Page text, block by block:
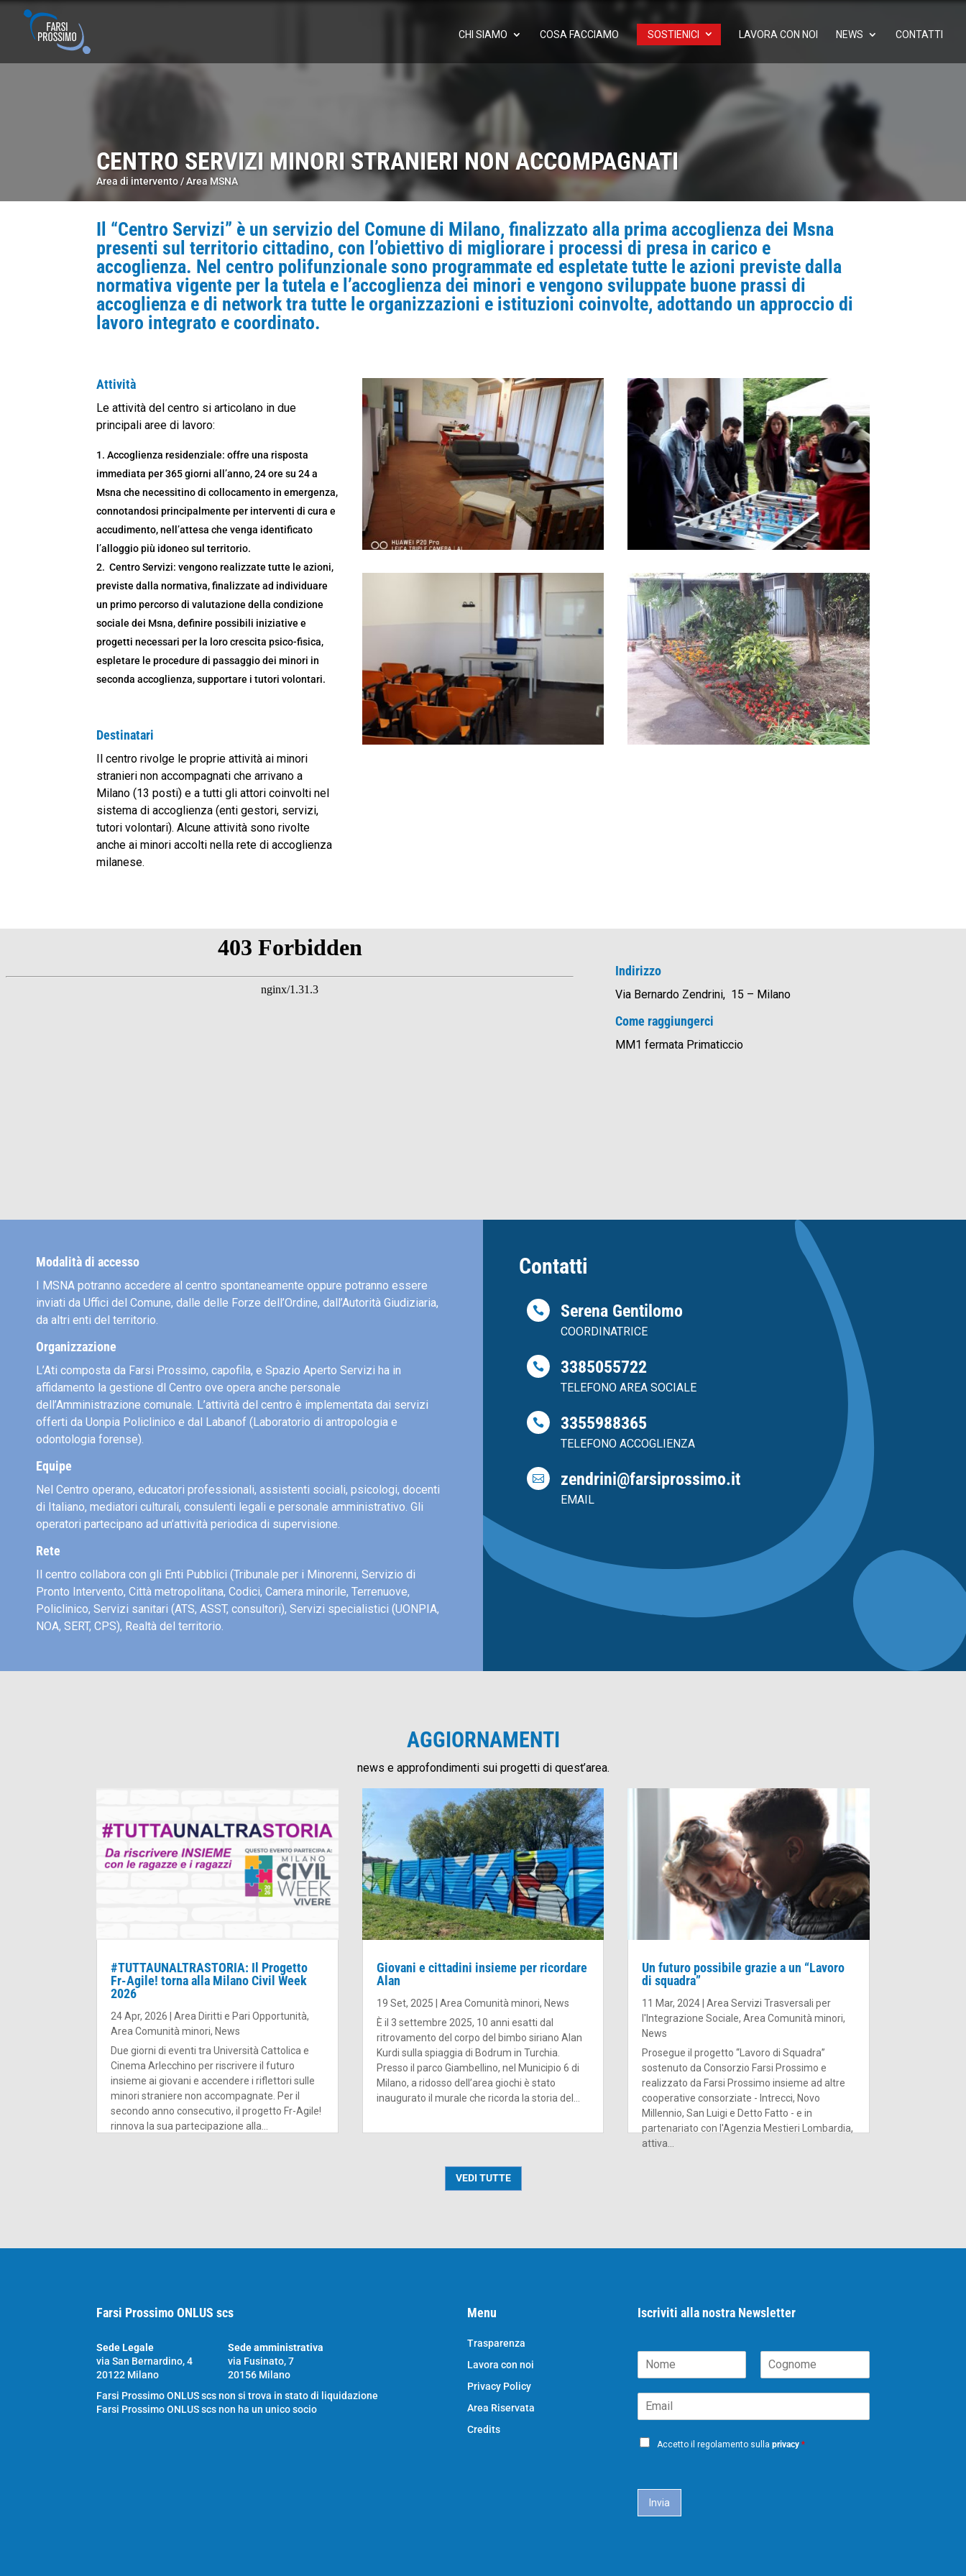
CHI SIAMO COSA FACCIAMO SOSTIENICI LAVORA CON NOI NEWS CONTATTI
CENTRO SERVIZI MINORI STRANIERI NON ACCOMPAGNATI
Area di intervento /Area MSNA
Il “Centro Servizi” è un servizio del Comune di Milano, finalizzato alla prima accoglienza dei Msna
presenti sul territorio cittadino, con l’obiettivo di migliorare i processi di presa in carico e
accoglienza. Nel centro polifunzionale sono programmate ed espletate tutte le azioni previste dalla
normativa vigente per la tutela e l’accoglienza dei minori e vengono sviluppate buone prassi di
accoglienza e di network tra tutte le organizzazioni e istituzioni coinvolte, adottando un approccio di
lavoro integrato e coordinato.
Attività
Le attività del centro si articolano in due
principali aree di lavoro:
Accoglienza residenziale: offre una risposta
immediata per 365 giorni all’anno, 24 ore su 24 a
Msna che necessitino di collocamento in emergenza,
connotandosi principalmente per interventi di cura e
accudimento, nell’attesa che venga identificato
l’alloggio più idoneo sul territorio.
Centro Servizi: vengono realizzate tutte le azioni,
previste dalla normativa, finalizzate ad individuare
un primo percorso di valutazione della condizione
sociale dei Msna, definire possibili iniziative e
progetti necessari per la loro crescita psico-fisica,
espletare le procedure di passaggio dei minori in
seconda accoglienza, supportare i tutori volontari.
Destinatari
Il centro rivolge le proprie attività ai minori
stranieri non accompagnati che arrivano a
Milano (13 posti) e a tutti gli attori coinvolti nel
sistema di accoglienza (enti gestori, servizi,
tutori volontari). Alcune attività sono rivolte
anche ai minori accolti nella rete di accoglienza
milanese.
Indirizzo
Via Bernardo Zendrini, 15 – Milano
Come raggiungerci
MM1 fermata Primaticcio
Modalità di accesso
I MSNA potranno accedere al centro spontaneamente oppure potranno essere
inviati da Uffici del Comune, dalle delle Forze dell’Ordine, dall’Autorità Giudiziaria,
da altri enti del territorio.
Organizzazione
L’Ati composta da Farsi Prossimo, capofila, e Spazio Aperto Servizi ha in
affidamento la gestione dl Centro ove opera anche personale
dell’Amministrazione comunale. L’attività del centro è implementata dai servizi
offerti da Uonpia Policlinico e dal Labanof (Laboratorio di antropologia e
odontologia forense).
Equipe
Nel Centro operano, educatori professionali, assistenti sociali, psicologi, docenti
di Italiano, mediatori culturali, consulenti legali e personale amministrativo. Gli
operatori partecipano ad un’attività periodica di supervisione.
Rete
Il centro collabora con gli Enti Pubblici (Tribunale per i Minorenni, Servizio di
Pronto Intervento, Città metropolitana, Codici, Camera minorile, Terrenuove,
Policlinico, Servizi sanitari (ATS, ASST, consultori), Servizi specialistici (UONPIA,
NOA, SERT, CPS), Realtà del territorio.
Contatti
 Serena Gentilomo
COORDINATRICE
 3385055722
TELEFONO AREA SOCIALE
 3355988365
TELEFONO ACCOGLIENZA
 zendrini@farsiprossimo.it
EMAIL
AGGIORNAMENTI
news e approfondimenti sui progetti di quest’area.
#TUTTAUNALTRASTORIA: Il Progetto
Fr-Agile! torna alla Milano Civil Week
2026
24 Apr, 2026 |Area Diritti e Pari Opportunità,
Area Comunità minori,News
Due giorni di eventi tra Università Cattolica e
Cinema Arlecchino per riscrivere il futuro
insieme ai giovani e accendere i riflettori sulle
minori straniere non accompagnate. Per il
secondo anno consecutivo, il progetto Fr-Agile!
rinnova la sua partecipazione alla...
Giovani e cittadini insieme per ricordare
Alan
19 Set, 2025 | Area Comunità minori, News
È il 3 settembre 2025, 10 anni esatti dal
ritrovamento del corpo del bimbo siriano Alan
Kurdi sulla spiaggia di Bodrum in Turchia.
Presso il parco Giambellino, nel Municipio 6 di
Milano, a ridosso dell’area giochi è stato
inaugurato il murale che ricorda la storia del...
Un futuro possibile grazie a un “Lavoro
di squadra”
11 Mar, 2024| Area Servizi Trasversali per
l'Integrazione Sociale, Area Comunità minori,
News
Prosegue il progetto “Lavoro di Squadra”
sostenuto da Consorzio Farsi Prossimo e
realizzato da Farsi Prossimo insieme ad altre
cooperative consorziate - Intrecci, Novo
Millennio, San Luigi e Detto Fatto - e in
partenariato con l'Agenzia Mestieri Lombardia,
attiva...
VEDI TUTTE
Farsi Prossimo ONLUS scs
Sede Legale
via San Bernardino, 4
20122 Milano
Sede amministrativa
via Fusinato, 7
20156 Milano
Farsi Prossimo ONLUS scs non si trova in stato di liquidazione
Farsi Prossimo ONLUS scs non ha un unico socio
Menu
Trasparenza
Lavora con noi
Privacy Policy
Area Riservata
Credits
Iscriviti alla nostra Newsletter
o
e
o
n
m
m
P
Accetto il regolamento sulla privacy *
Invia